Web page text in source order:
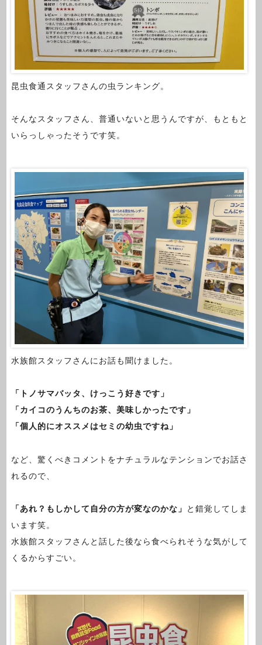
昆虫食通スタッフさんの虫ランキング。
そんなスタッフさん、普通いないと思うんですが、もともと
いらっしゃったそうです笑。
水族館スタッフさんにお話も聞けました。
「トノサマバッタ、けっこう好きです」
「カイコのうんちのお茶、美味しかったです」
「個人的にオススメはセミの幼虫ですね」
など、驚くべきコメントをナチュラルなテンションでお話さ
れるので、
「あれ？もしかして自分の方が変なのかな」
と錯覚してしま
います笑。
水族館スタッフさんと話した後なら食べられそうな気がして
くるからすごい。